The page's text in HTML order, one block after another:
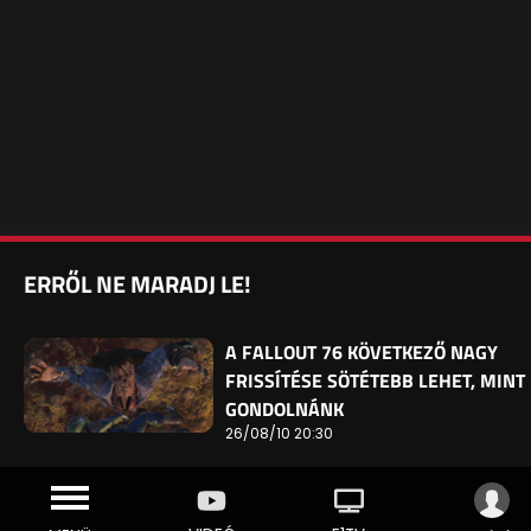
ERRŐL NE MARADJ LE!
A FALLOUT 76 KÖVETKEZŐ NAGY
FRISSÍTÉSE SÖTÉTEBB LEHET, MINT
GONDOLNÁNK
26/08/10 20:30